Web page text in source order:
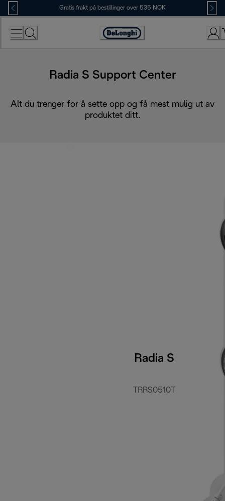
Skip
to
Content
Gratis frakt på bestillinger over 535 NOK
Accessibility
Radia S Support Center
Alt du trenger for å sette opp og få mest mulig ut av
produktet ditt.
Radia S
TRRS0510T